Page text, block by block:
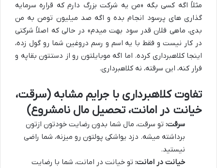
مثلاً اگه کسی بگه «من یه شرکت بزرگ دارم که قراره سرمایه
گذاری های پرسود انجام بده و اگه صد میلیون تومن به من
بدی، ماهی فلان قدر سود بهت میدم» در حالی که اصلاً شرکتی
در کار نیست و فقط با یه اسم و رسم دروغین شما رو گول زده،
اینجا کلاهبرداری کرده. اما اگه موبایلتون رو از دستتون بقاپه و
فرار کنه، این سرقته، نه کلاهبرداری.
تفاوت کلاهبرداری با جرایم مشابه (سرقت،
خیانت در امانت، تحصیل مال نامشروع)
سرقت: تو سرقت، مال شما بدون رضایت خودتون ازتون
برداشته میشه. دزد یواشکی پولتون رو میزنه، شما راضی
نیستید.
خیانت در امانت: تو خیانت در امانت، شما با رضایت